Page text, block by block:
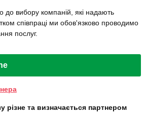
до вибору компаній, які надають
співпраці ми обов'язково проводимо
послуг.
різне та визначається партнером